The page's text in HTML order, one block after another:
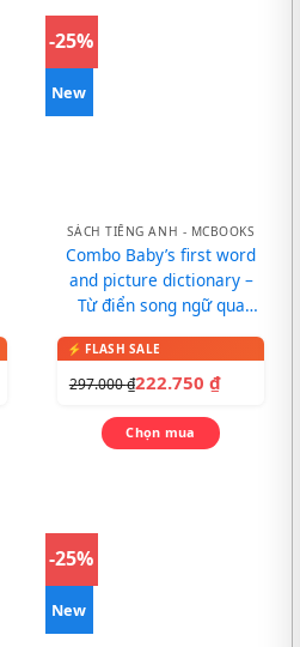
-25%
New
SÁCH TIẾNG ANH - MCBOOKS
Combo Baby’s first word
and picture dictionary –
Từ điển song ngữ qua
297.000₫222.750 ₫
Chọn mua
-25%
New